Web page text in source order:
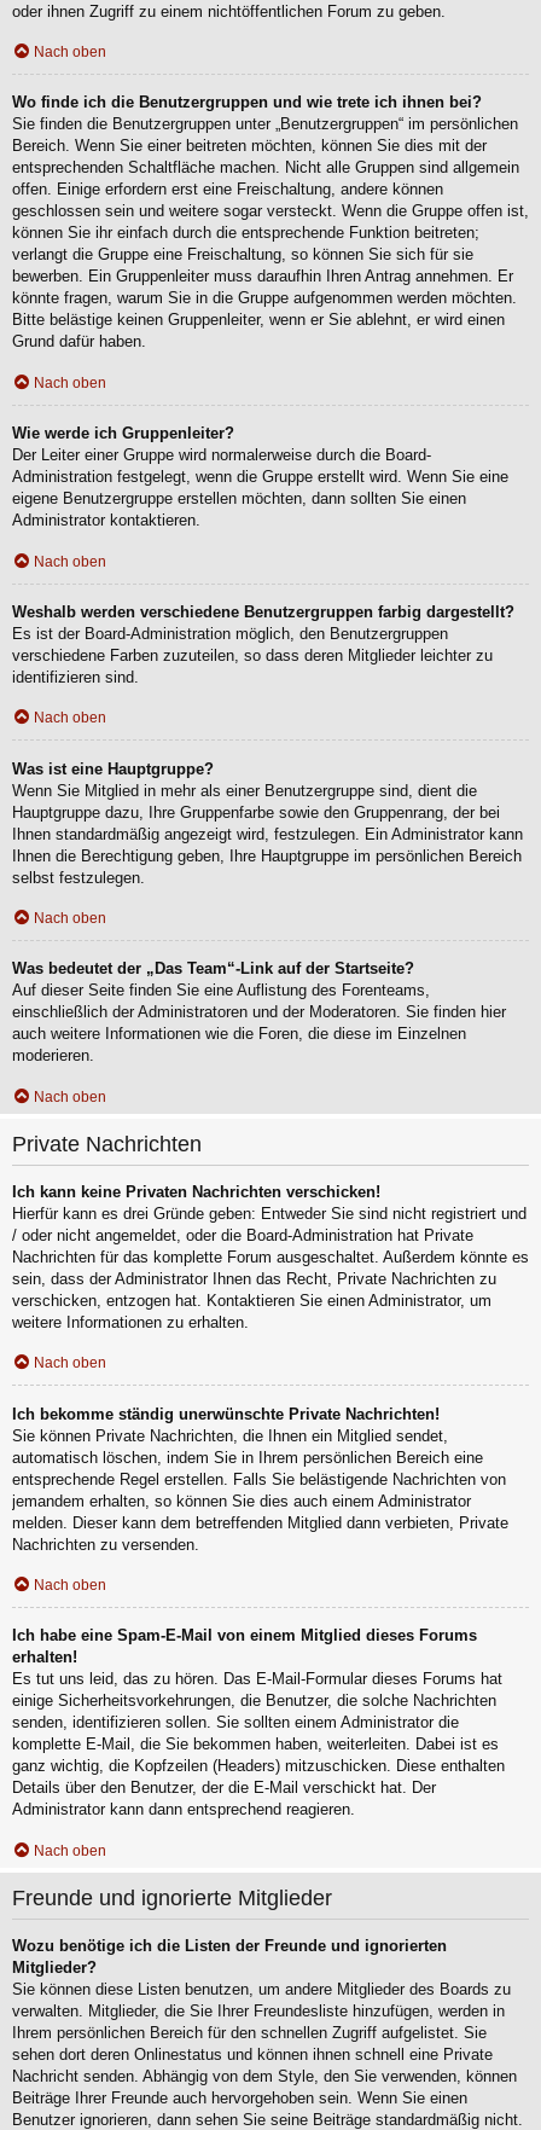
oder ihnen Zugriff zu einem nichtöffentlichen Forum zu geben.
Nach oben
Wo finde ich die Benutzergruppen und wie trete ich ihnen bei?
Sie finden die Benutzergruppen unter „Benutzergruppen“ im persönlichen
Bereich. Wenn Sie einer beitreten möchten, können Sie dies mit der
entsprechenden Schaltfläche machen. Nicht alle Gruppen sind allgemein
offen. Einige erfordern erst eine Freischaltung, andere können
geschlossen sein und weitere sogar versteckt. Wenn die Gruppe offen ist,
können Sie ihr einfach durch die entsprechende Funktion beitreten;
verlangt die Gruppe eine Freischaltung, so können Sie sich für sie
bewerben. Ein Gruppenleiter muss daraufhin Ihren Antrag annehmen. Er
könnte fragen, warum Sie in die Gruppe aufgenommen werden möchten.
Bitte belästige keinen Gruppenleiter, wenn er Sie ablehnt, er wird einen
Grund dafür haben.
Nach oben
Wie werde ich Gruppenleiter?
Der Leiter einer Gruppe wird normalerweise durch die Board-
Administration festgelegt, wenn die Gruppe erstellt wird. Wenn Sie eine
eigene Benutzergruppe erstellen möchten, dann sollten Sie einen
Administrator kontaktieren.
Nach oben
Weshalb werden verschiedene Benutzergruppen farbig dargestellt?
Es ist der Board-Administration möglich, den Benutzergruppen
verschiedene Farben zuzuteilen, so dass deren Mitglieder leichter zu
identifizieren sind.
Nach oben
Was ist eine Hauptgruppe?
Wenn Sie Mitglied in mehr als einer Benutzergruppe sind, dient die
Hauptgruppe dazu, Ihre Gruppenfarbe sowie den Gruppenrang, der bei
Ihnen standardmäßig angezeigt wird, festzulegen. Ein Administrator kann
Ihnen die Berechtigung geben, Ihre Hauptgruppe im persönlichen Bereich
selbst festzulegen.
Nach oben
Was bedeutet der „Das Team“-Link auf der Startseite?
Auf dieser Seite finden Sie eine Auflistung des Forenteams,
einschließlich der Administratoren und der Moderatoren. Sie finden hier
auch weitere Informationen wie die Foren, die diese im Einzelnen
moderieren.
Nach oben
Private Nachrichten
Ich kann keine Privaten Nachrichten verschicken!
Hierfür kann es drei Gründe geben: Entweder Sie sind nicht registriert und
/ oder nicht angemeldet, oder die Board-Administration hat Private
Nachrichten für das komplette Forum ausgeschaltet. Außerdem könnte es
sein, dass der Administrator Ihnen das Recht, Private Nachrichten zu
verschicken, entzogen hat. Kontaktieren Sie einen Administrator, um
weitere Informationen zu erhalten.
Nach oben
Ich bekomme ständig unerwünschte Private Nachrichten!
Sie können Private Nachrichten, die Ihnen ein Mitglied sendet,
automatisch löschen, indem Sie in Ihrem persönlichen Bereich eine
entsprechende Regel erstellen. Falls Sie belästigende Nachrichten von
jemandem erhalten, so können Sie dies auch einem Administrator
melden. Dieser kann dem betreffenden Mitglied dann verbieten, Private
Nachrichten zu versenden.
Nach oben
Ich habe eine Spam-E-Mail von einem Mitglied dieses Forums
erhalten!
Es tut uns leid, das zu hören. Das E-Mail-Formular dieses Forums hat
einige Sicherheitsvorkehrungen, die Benutzer, die solche Nachrichten
senden, identifizieren sollen. Sie sollten einem Administrator die
komplette E-Mail, die Sie bekommen haben, weiterleiten. Dabei ist es
ganz wichtig, die Kopfzeilen (Headers) mitzuschicken. Diese enthalten
Details über den Benutzer, der die E-Mail verschickt hat. Der
Administrator kann dann entsprechend reagieren.
Nach oben
Freunde und ignorierte Mitglieder
Wozu benötige ich die Listen der Freunde und ignorierten
Mitglieder?
Sie können diese Listen benutzen, um andere Mitglieder des Boards zu
verwalten. Mitglieder, die Sie Ihrer Freundesliste hinzufügen, werden in
Ihrem persönlichen Bereich für den schnellen Zugriff aufgelistet. Sie
sehen dort deren Onlinestatus und können ihnen schnell eine Private
Nachricht senden. Abhängig von dem Style, den Sie verwenden, können
Beiträge Ihrer Freunde auch hervorgehoben sein. Wenn Sie einen
Benutzer ignorieren, dann sehen Sie seine Beiträge standardmäßig nicht.